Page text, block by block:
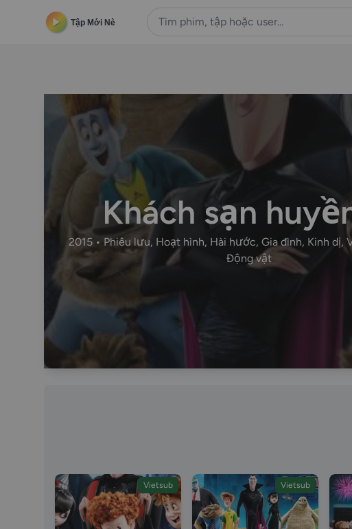
Tập Mới Nè
Khách sạn
2015 • Phiêu lưu, Hoạt hình, Hài hước, Gia đình, Kinh dị,
Động vật
Vietsub Vietsub